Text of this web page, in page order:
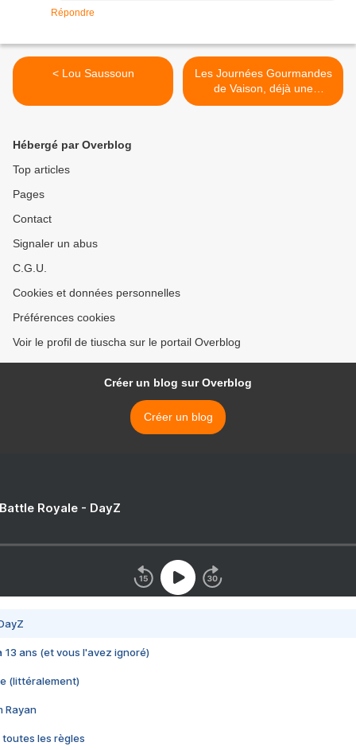
Répondre
< Lou Saussoun
Les Journées Gourmandes
de Vaison, déjà une
semaine ! >
Hébergé par Overblog
Top articles
Pages
Contact
Signaler un abus
C.G.U.
Cookies et données personnelles
Préférences cookies
Voir le profil de tiuscha sur le portail Overblog
Créer un blog sur Overblog
Créer un blog
Royale - DayZ
13 ans (et vous l'avez ignoré)
(littéralement)
Rayan
toutes les règles